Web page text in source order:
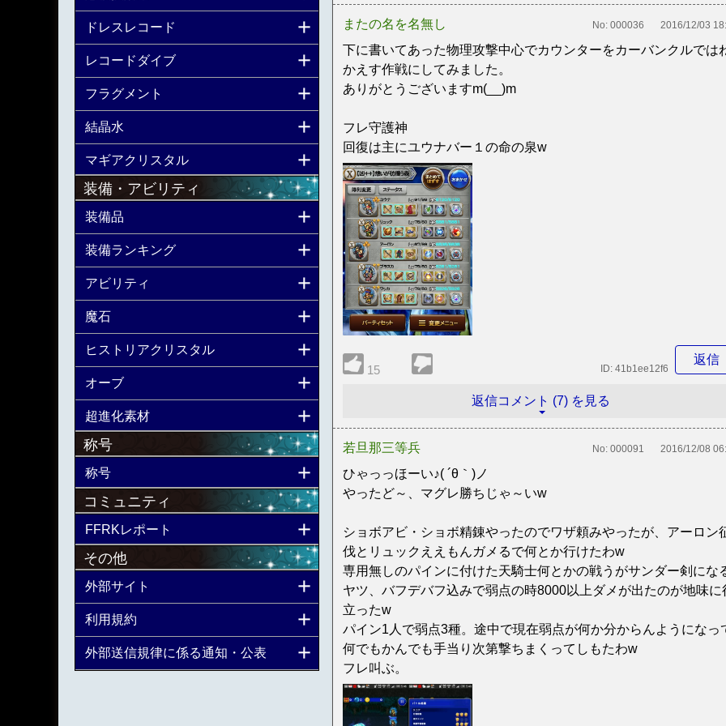
またの名を名無し No: 000036 2016/12/03
下に書いてあった物理攻撃中心でカウンターをカーバンクルでは
かえす作戦にしてみました。
ありがとうございますm(__)m
フレ守護神
回復は主にユウナバー１の命の泉w
15
返信
ID: 41b1ee12f6
返信コメント (7) を見る
若旦那三等兵 No: 000091 2016/12/08
ひゃっっほーい♪( ´θ｀)ノ
やったど～、マグレ勝ちじゃ～いw
ショボアビ・ショボ精錬やったのでワザ頼みやったが、アーロン
伐とリュックええもんガメるで何とか行けたわw
専用無しのパインに付けた天騎士何とかの戦うがサンダー剣にな
ヤツ、バフデバフ込みで弱点の時8000以上ダメが出たのが地味に
立ったw
パイン1人で弱点3種。途中で現在弱点が何か分からんようになっ
何でもかんでも手当り次第撃ちまくってしもたわw
フレ叫ぶ。
ドレスレコード
レコードダイブ
フラグメント
結晶水
マギアクリスタル
装備・アビリティ
装備品
装備ランキング
アビリティ
魔石
ヒストリアクリスタル
オーブ
超進化素材
称号
称号
コミュニティ
FFRKレポート
その他
外部サイト
利用規約
外部送信規律に係る通知・公表